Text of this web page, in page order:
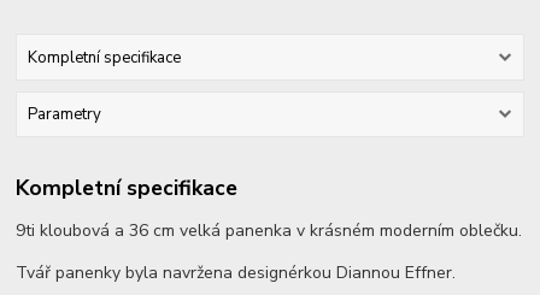
Kompletní specifikace
Parametry
Kompletní specifikace
9ti kloubová a 36 cm velká panenka v krásném moderním oblečku.
Tvář panenky byla navržena designérkou Diannou Effner.